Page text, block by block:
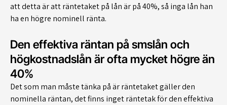
att detta är att räntetaket på lån är på 40%, så inga lån han
ha en högre nominell ränta.
Den effektiva räntan på smslån och
högkostnadslån är ofta mycket högre än
40%
Det som man måste tänka på är räntetaket gäller den
nominella räntan, det finns inget räntetak för den effektiva